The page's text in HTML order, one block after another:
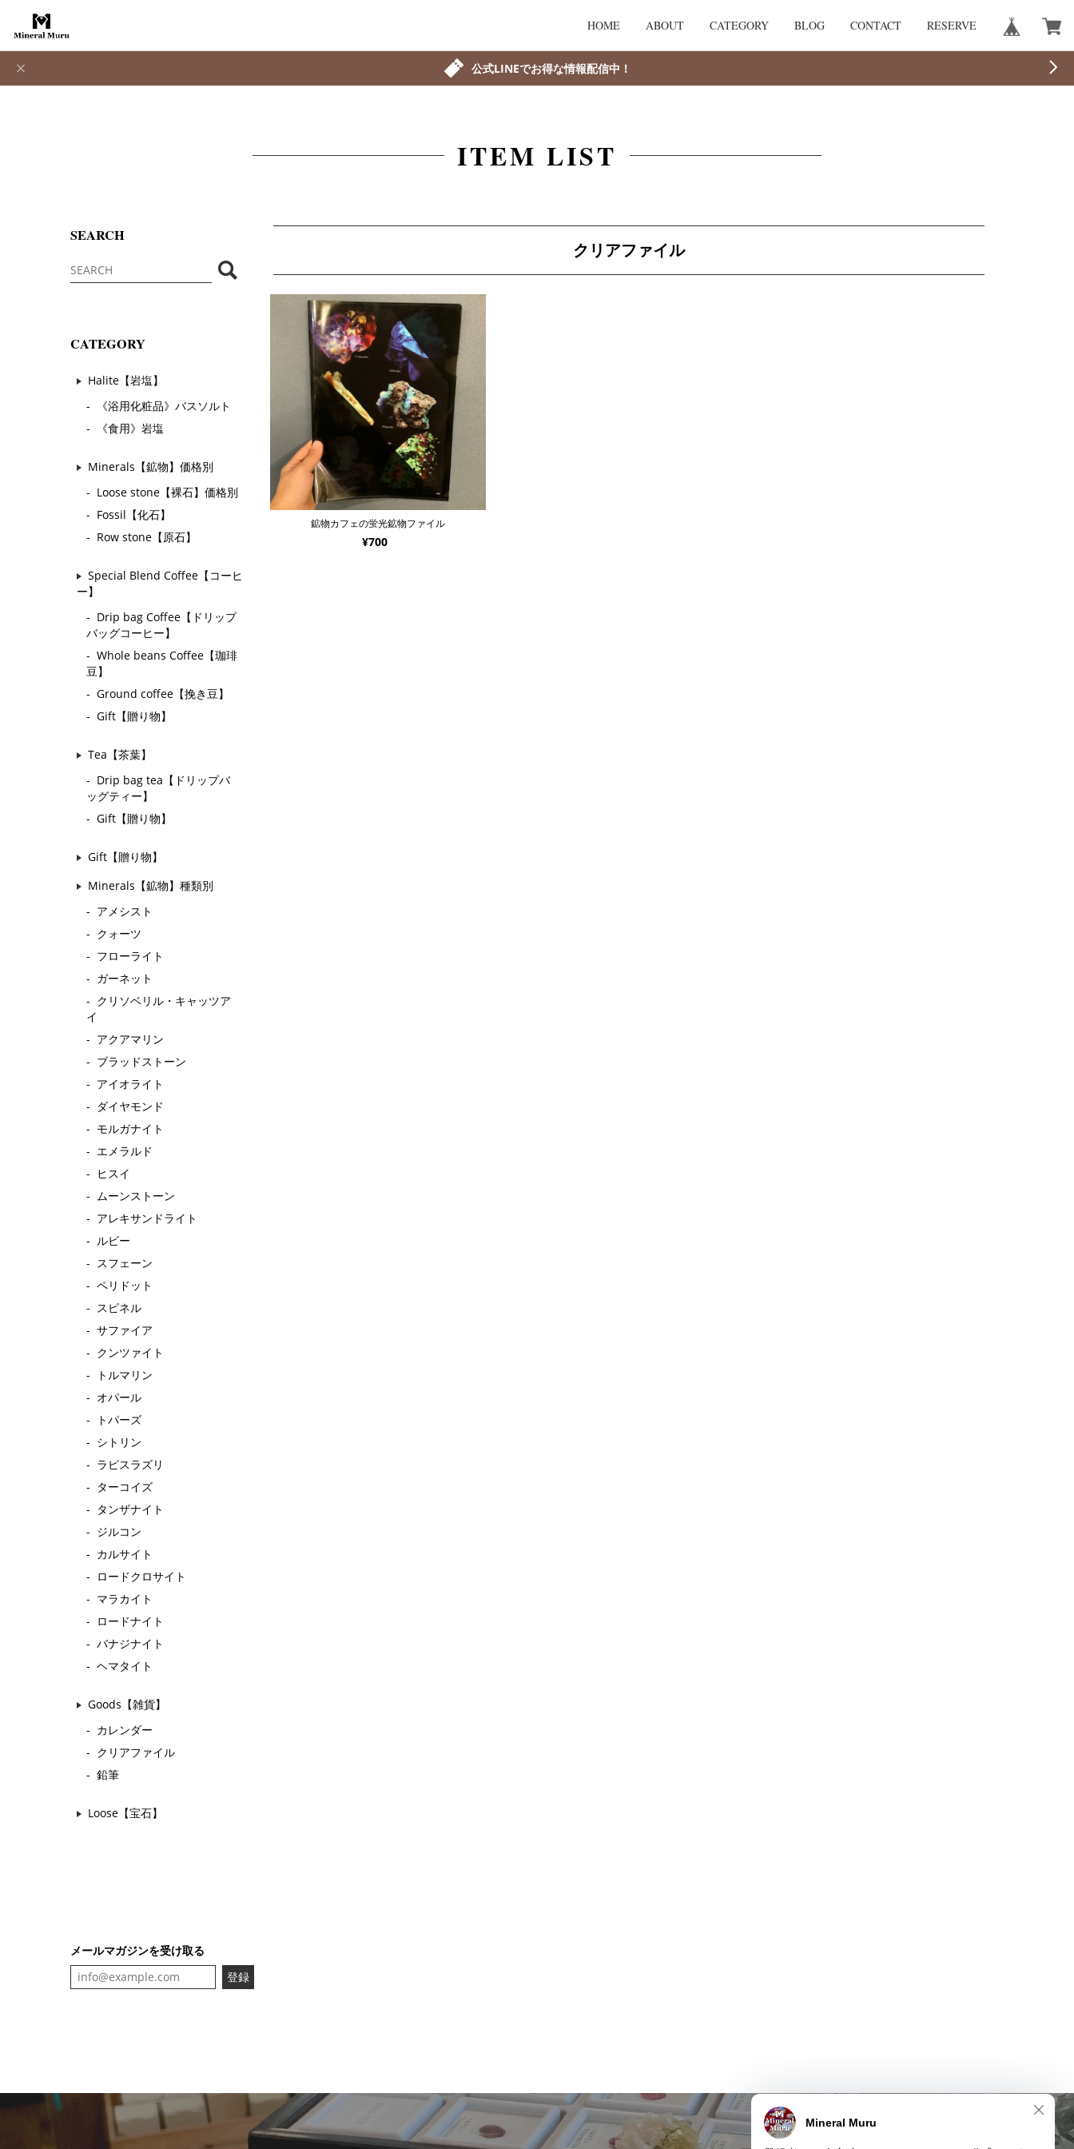
HOME ABOUT CATEGORY BLOG CONTACT RESERVE
公式LINEでお得な情報配信中！
ITEM LIST
SEARCH
CATEGORY
Halite【岩塩】
《浴用化粧品》バスソルト
《食用》岩塩
Minerals【鉱物】価格別
Loose stone【裸石】価格別
Fossil【化石】
Row stone【原石】
Special Blend Coffee【コーヒ
ー】
Drip bag Coffee【ドリップ
バッグコーヒー】
Whole beans Coffee【珈琲
豆】
Ground coffee【挽き豆】
Gift【贈り物】
Tea【茶葉】
Drip bag tea【ドリップバ
ッグティー】
Gift【贈り物】
Gift【贈り物】
Minerals【鉱物】種類別
アメシスト
クォーツ
フローライト
ガーネット
クリソベリル・キャッツア
イ
アクアマリン
ブラッドストーン
アイオライト
ダイヤモンド
モルガナイト
エメラルド
ヒスイ
ムーンストーン
アレキサンドライト
ルビー
スフェーン
ペリドット
スピネル
サファイア
クンツァイト
トルマリン
オパール
トパーズ
シトリン
ラピスラズリ
ターコイズ
タンザナイト
ジルコン
カルサイト
ロードクロサイト
マラカイト
ロードナイト
バナジナイト
ヘマタイト
Goods【雑貨】
カレンダー
クリアファイル
鉛筆
Loose【宝石】
メールマガジンを受け取る
登録
クリアファイル
鉱物カフェの蛍光鉱物ファイル
¥700